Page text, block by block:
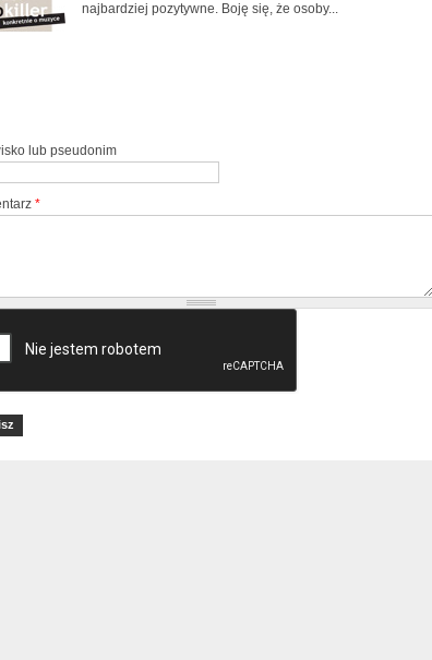
najbardziej pozytywne. Boję się, że osoby...
lub pseudonim
*